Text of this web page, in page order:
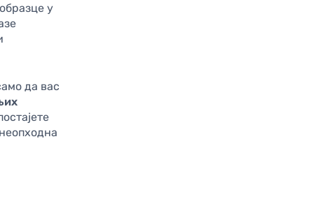
у
да вас